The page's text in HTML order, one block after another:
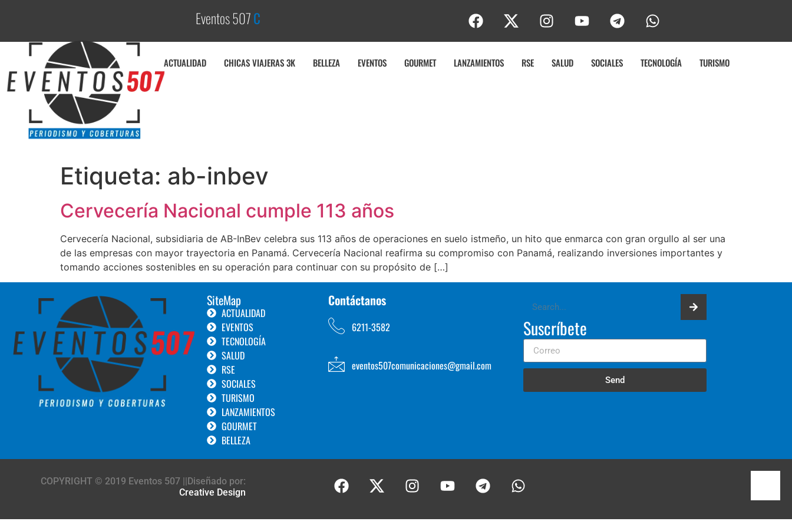
Eventos 507Co
ACTUALIDAD CHICAS VIAJERAS 3K BELLEZA EVENTOS GOURMET LANZAMIENTOS RSE SALUD SOCIALES TECNOLOGÍA TURISMO
Etiqueta: ab-inbev
Cervecería Nacional cumple 113 años
Cervecería Nacional, subsidiaria de AB-InBev celebra sus 113 años de operaciones en suelo istmeño, un hito que enmarca con gran orgullo al ser una
de las empresas con mayor trayectoria en Panamá. Cervecería Nacional reafirma su compromiso con Panamá, realizando inversiones importantes y
tomando acciones sostenibles en su operación para continuar con su propósito de […]
SiteMap
ACTUALIDAD
EVENTOS
TECNOLOGÍA
SALUD
RSE
SOCIALES
TURISMO
LANZAMIENTOS
GOURMET
BELLEZA
Contáctanos
6211-3582
eventos507comunicaciones@gmail.com
Suscríbete
Send
COPYRIGHT © 2019 Eventos 507 ||Diseñado por:
Creative Design